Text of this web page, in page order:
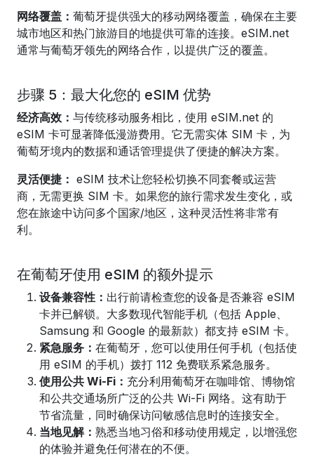
网络覆盖： 葡萄牙提供强大的移动网络覆盖，确保在主要
城市地区和热门旅游目的地提供可靠的连接。eSIM.net
通常与葡萄牙领先的网络合作，以提供广泛的覆盖。
步骤 5：最大化您的 eSIM 优势
经济高效： 与传统移动服务相比，使用 eSIM.net 的
eSIM 卡可显著降低漫游费用。它无需实体 SIM 卡，为
葡萄牙境内的数据和通话管理提供了便捷的解决方案。
灵活便捷： eSIM 技术让您轻松切换不同套餐或运营
商，无需更换 SIM 卡。如果您的旅行需求发生变化，或
您在旅途中访问多个国家/地区，这种灵活性将非常有
利。
在葡萄牙使用 eSIM 的额外提示
设备兼容性： 出行前请检查您的设备是否兼容 eSIM
卡并已解锁。大多数现代智能手机（包括 Apple、
Samsung 和 Google 的最新款）都支持 eSIM 卡。
紧急服务： 在葡萄牙，您可以使用任何手机（包括使
用 eSIM 的手机）拨打 112 免费联系紧急服务。
使用公共 Wi-Fi： 充分利用葡萄牙在咖啡馆、博物馆
和公共交通场所广泛的公共 Wi-Fi 网络。这有助于
节省流量，同时确保访问敏感信息时的连接安全。
当地见解： 熟悉当地习俗和移动使用规定，以增强您
的体验并避免任何潜在的不便。